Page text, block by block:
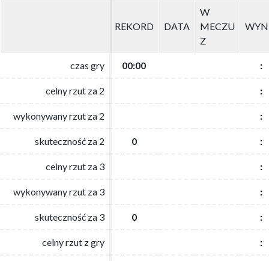
REKORD DATA
W
MECZU
Z
czas gry 00:00 :
celny rzut za 2 :
wykonywany rzut za 2 :
skuteczność za 2 0 :
celny rzut za 3 :
wykonywany rzut za 3 :
skuteczność za 3 0 :
celny rzut z gry :
REKORD DATA
W
MECZU
Z
czas gry 00:00 :
celny rzut za 2 :
wykonywany rzut za 2 :
skuteczność za 2 0 :
celny rzut za 3 :
wykonywany rzut za 3 :
skuteczność za 3 0 :
celny rzut z gry :